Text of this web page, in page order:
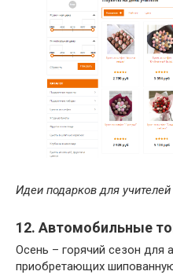
Идеи подарков для учителей
12. Автомобильные
Осень – горячий сезон для
приобретающих